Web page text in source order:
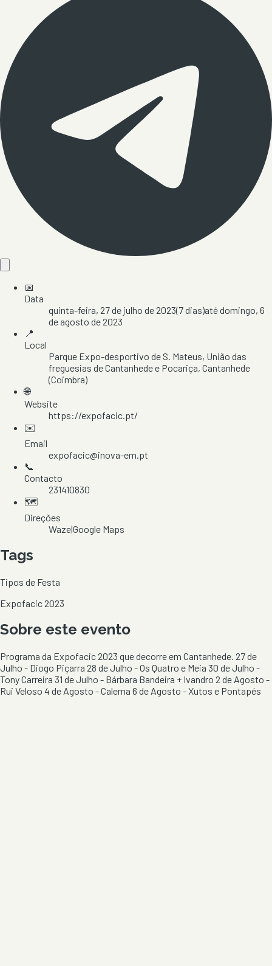
📅
Data
quinta-feira, 27 de julho de 2023(7dias)atédomingo, 6
de agosto de 2023
📍
Local
Parque Expo-desportivo de S. Mateus, União das
freguesias de Cantanhede e Pocariça, Cantanhede
(Coimbra)
🌐
Website
https://expofacic.pt/
✉️
Email
expofacic@inova-em.pt
📞
Contacto
231410830
🗺️
Direções
Waze|Google Maps
Tags
Tipos de Festa
Expofacic 2023
Sobre este evento
Programa da Expofacic 2023 que decorre em Cantanhede. 27 de
Julho - Diogo Piçarra 28 de Julho - Os Quatro e Meia 30 de Julho -
Tony Carreira 31 de Julho - Bárbara Bandeira + Ivandro 2 de Agosto -
Rui Veloso 4 de Agosto - Calema 6 de Agosto - Xutos e Pontapés